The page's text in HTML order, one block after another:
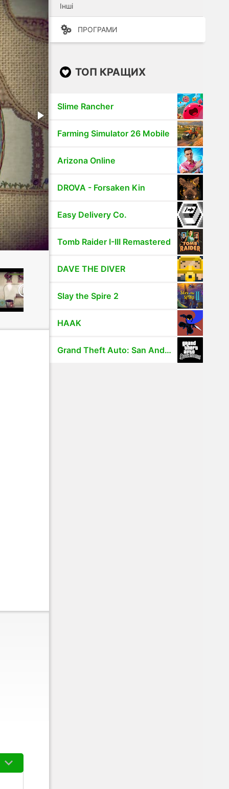
Інші
ПРОГРАМИ
ТОП КРАЩИХ
Slime Rancher
Farming Simulator 26 Mobile
Arizona Online
DROVA - Forsaken Kin
Easy Delivery Co.
Tomb Raider I-III Remastered
DAVE THE DIVER
Slay the Spire 2
HAAK
Grand Theft Auto: San Andreas